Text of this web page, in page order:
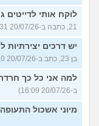
לוקח אותי
21, כתבה ב-20/07/26 16:31)
יש דרכים
בן 23, כתב ב-20/07/26 16:20)
למה אני כל כך
ב-20/07/26 16:09)
מיוני אשכול התעופה